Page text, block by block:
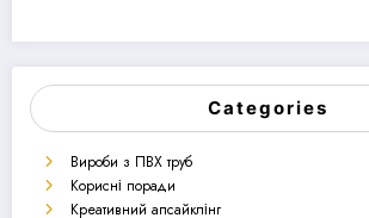
Categories
Вироби з ПВХ труб
Корисні поради
Креативний апсайклінг